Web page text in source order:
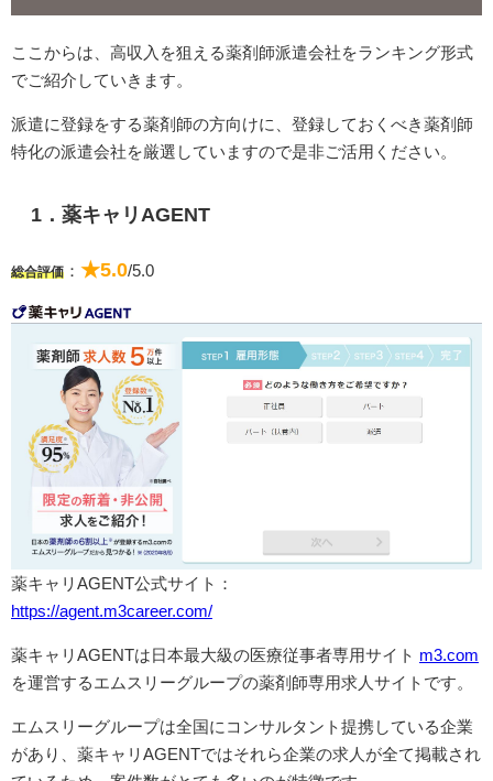
ここからは、高収入を狙える薬剤師派遣会社をランキング形式
でご紹介していきます。
派遣に登録をする薬剤師の方向けに、登録しておくべき薬剤師
特化の派遣会社を厳選していますので是非ご活用ください。
1．薬キャリAGENT
総合評価 ： ★5.0/5.0
薬キャリAGENT公式サイト：
https://agent.m3career.com/
薬キャリAGENTは日本最大級の医療従事者専用サイト m3.com
を運営するエムスリーグループの薬剤師専用求人サイトです。
エムスリーグループは全国にコンサルタント提携している企業
があり、薬キャリAGENTではそれら企業の求人が全て掲載され